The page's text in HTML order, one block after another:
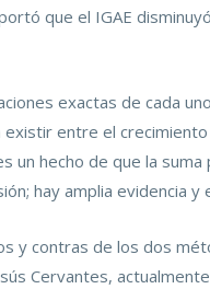
que el IGAE
exactas de cada
entre el
un hecho de que la
hay amplia evidencia
y contras de los dos
Cervantes,